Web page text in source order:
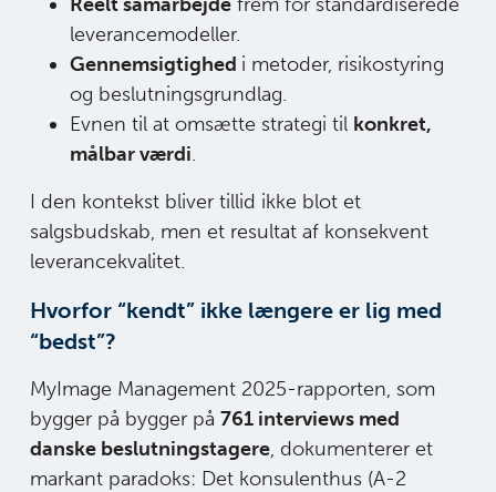
leverancemodeller.
Gennemsigtighed i metoder, risikostyring
og beslutningsgrundlag.
Evnen til at omsætte strategi til konkret,
målbar værdi.
I den kontekst bliver tillid ikke blot et
salgsbudskab, men et resultat af konsekvent
leverancekvalitet.
Hvorfor “kendt” ikke længere er lig med
“bedst”?
MyImage Management 2025-rapporten, som
bygger på bygger på 761 interviews med
danske beslutningstagere, dokumenterer et
markant paradoks: Det konsulenthus (A-2